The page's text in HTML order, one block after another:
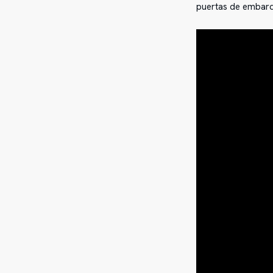
puertas de